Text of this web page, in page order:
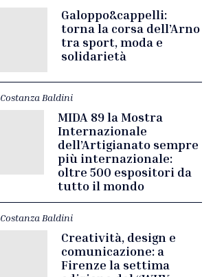
Galoppo&cappelli:
torna la corsa dell’Arno
tra sport, moda e
solidarietà
Costanza Baldini
MIDA 89 la Mostra
Internazionale
dell’Artigianato sempre
più internazionale:
oltre 500 espositori da
tutto il mondo
Costanza Baldini
Creatività, design e
comunicazione: a
Firenze la settima